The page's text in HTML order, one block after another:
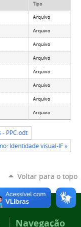
Tipo
Arquivo
Arquivo
Arquivo
Arquivo
Arquivo
Arquivo
Arquivo
Arquivo
PPC.odt
Identidade visual-IF »
Voltar para o topo
Navegação